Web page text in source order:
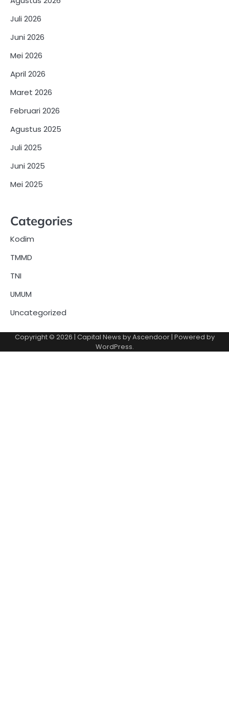
Juli 2026
Juni 2026
Mei 2026
April 2026
Maret 2026
Februari 2026
Agustus 2025
Juli 2025
Juni 2025
Mei 2025
Categories
Kodim
TMMD
TNI
UMUM
Uncategorized
Copyright © 2026 | Capital News byAscendoor| Powered by
WordPress.